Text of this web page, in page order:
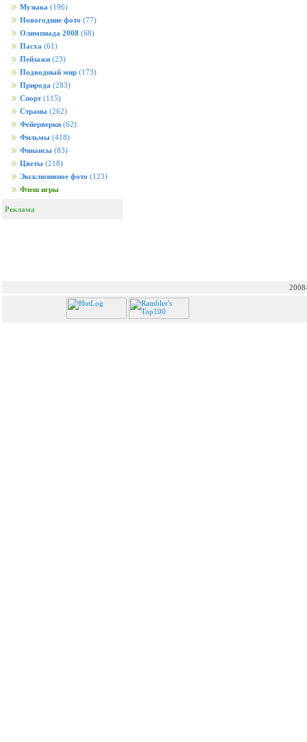
Музыка (196)
Новогодние фото (77)
Олимпиада 2008 (68)
Пасха (61)
Пейзажи (23)
Подводный мир (173)
Природа (283)
Спорт (115)
Страны (262)
Фейерверки (62)
Фильмы (418)
Финансы (83)
Цветы (218)
Эксклюзивное фото (123)
Флеш игры
Реклама